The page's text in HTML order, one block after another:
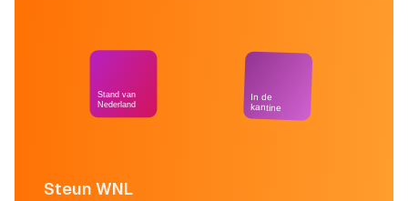
Steun WNL
Stand van
Nederland
In de
kantine